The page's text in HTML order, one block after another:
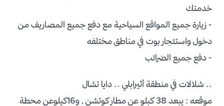
خدمتك
- زيارة جميع المواقع السياحية مع دفع جميع المصاريف من
دخول واستئجار بوت في مناطق مختلفه
- دفع جميع الضرائب
.. شلالات في منطقة أثيرابلي .. دايا تشال
موقعه : يبعد 38 كبلو عن مطار كوتشن , و16كيلوعن محطة